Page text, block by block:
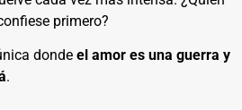
primero?
donde el amor es una guerra y
.